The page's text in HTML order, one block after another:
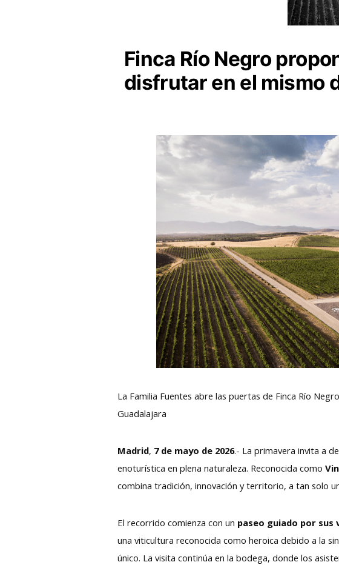
Finca Río Negro
disfrutar en el mismo
La Familia Fuentes abre las puertas de Finca Río
Guadalajara
Madrid, 7 de mayo de 2026.- La primavera invita a
enoturística en plena naturaleza. Reconocida como
combina tradición, innovación y territorio, a tan solo
El recorrido comienza con un paseo guiado por sus
una viticultura reconocida como heroica debido a la
único. La visita continúa en la bodega, donde los